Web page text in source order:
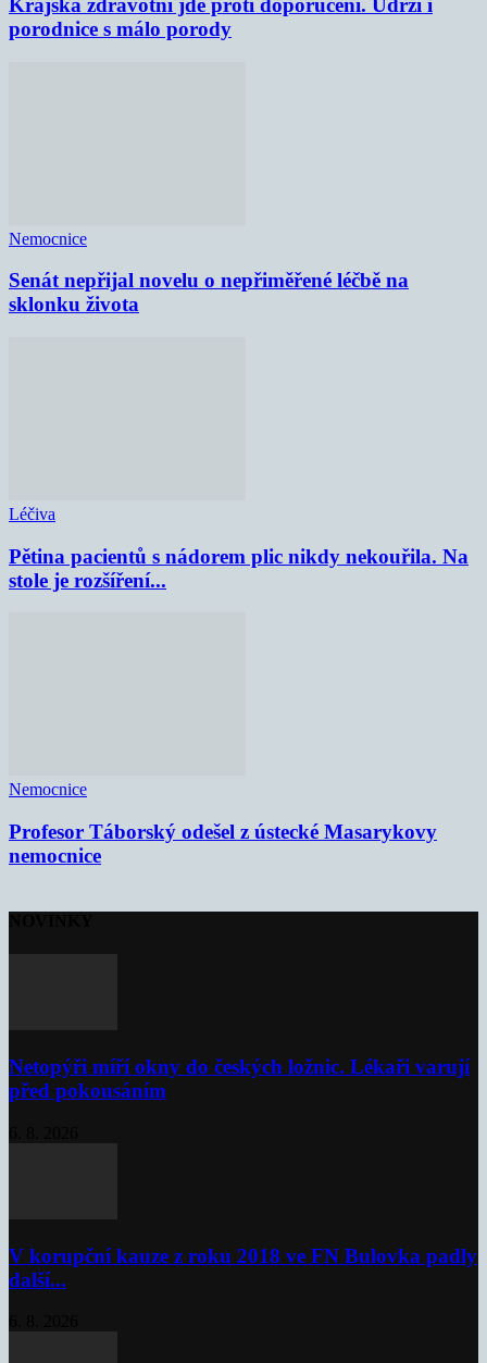
Krajská zdravotní jde proti doporučení. Udrží i
porodnice s málo porody
Nemocnice
Senát nepřijal novelu o nepřiměřené léčbě na
sklonku života
Léčiva
Pětina pacientů s nádorem plic nikdy nekouřila. Na
stole je rozšíření...
Nemocnice
Profesor Táborský odešel z ústecké Masarykovy
nemocnice
Netopýři míří okny do českých ložnic. Lékaři varují
před pokousáním
V korupční kauze z roku 2018 ve FN Bulovka padly
další...